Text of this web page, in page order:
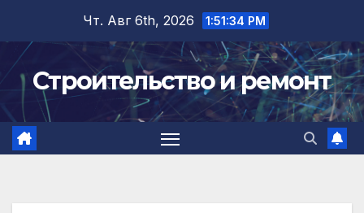
содержимому
Чт. Авг 6th, 2026 1:51:35 PM
Строительство и ремонт